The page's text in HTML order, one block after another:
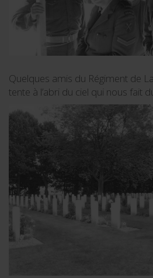
Quelques amis du Régiment de
tente à l’abri du ciel qui nous fait